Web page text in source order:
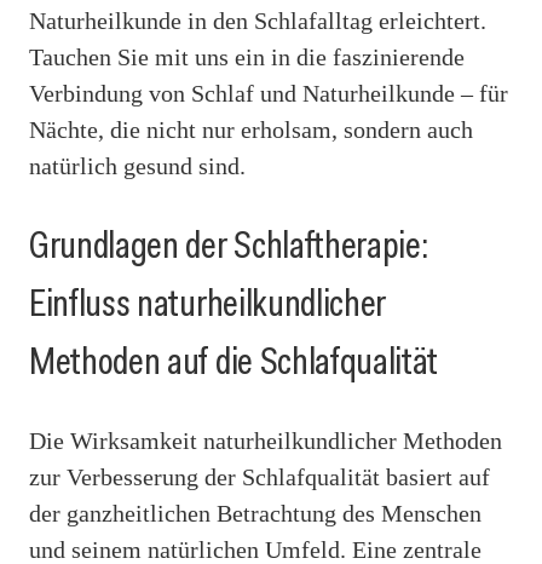
Naturheilkunde in den Schlafalltag erleichtert.
Tauchen Sie mit uns ein in die faszinierende
Verbindung von Schlaf und Naturheilkunde – für
Nächte, die nicht nur erholsam, sondern auch
natürlich gesund sind.
Grundlagen der Schlaftherapie:
Einfluss naturheilkundlicher
Methoden auf die Schlafqualität
Die Wirksamkeit naturheilkundlicher Methoden
zur Verbesserung der Schlafqualität basiert auf
der ganzheitlichen Betrachtung des Menschen
und seinem natürlichen Umfeld. Eine zentrale